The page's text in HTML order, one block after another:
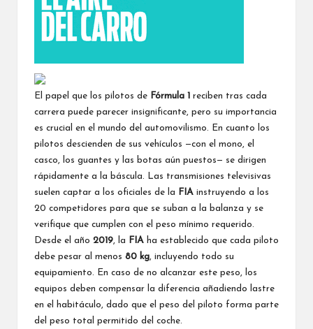
El papel que los pilotos de Fórmula 1 reciben tras cada
carrera puede parecer insignificante, pero su importancia
es crucial en el mundo del automovilismo. En cuanto los
pilotos descienden de sus vehículos —con el mono, el
casco, los guantes y las botas aún puestos— se dirigen
rápidamente a la báscula. Las transmisiones televisivas
suelen captar a los oficiales de la
FIA instruyendo a los
20 competidores para que se suban a la balanza y se
verifique que cumplen con el peso mínimo requerido.
Desde el año 2019 , la FIA ha establecido que cada piloto
debe pesar al menos 80 kg , incluyendo todo su
equipamiento. En caso de no alcanzar este peso, los
equipos deben compensar la diferencia añadiendo lastre
en el habitáculo, dado que el peso del piloto forma parte
del peso total permitido del coche.